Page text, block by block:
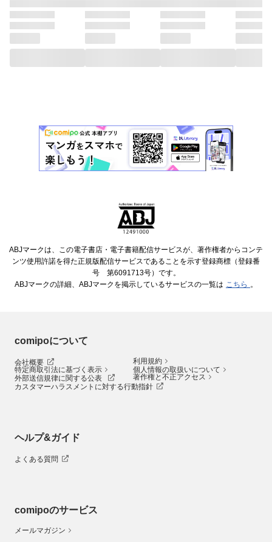
ABJマークは、この電子書店・電子書籍配信サービスが、著作権者からコンテ
ンツ使用許諾を得た正規版配信サービスであることを示す登録商標（登録番
号 第6091713号）です。
ABJマークの詳細、ABJマークを掲示しているサービスの一覧は こちら 。
comipoについて
会社概要
利用規約
特定商取引法に基づく表示
個人情報の取扱いについて
外部送信規律に関する公表
著作権と不正アクセス
カスタマーハラスメントに対する行動指針
ヘルプ&ガイド
よくある質問
comipoのサービス
メールマガジン